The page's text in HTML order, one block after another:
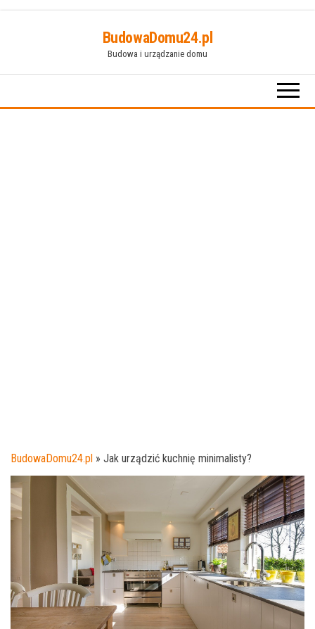
BudowaDomu24.pl
Budowa i urządzanie domu
BudowaDomu24.pl » Jak urządzić kuchnię minimalisty?